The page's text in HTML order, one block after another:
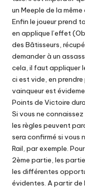
un Meeple de la
Enfin le joueur prend
en applique l’effet
des Bâtisseurs,
demander à un
cela, il faut appliquer
ci est vide, en prendre
vainqueur est
Points de Victoire
Si vous ne
les règles peuvent
sera confirmé si vous
Rail, par exemple.
2ème partie, les
les différentes
évidentes. A partir